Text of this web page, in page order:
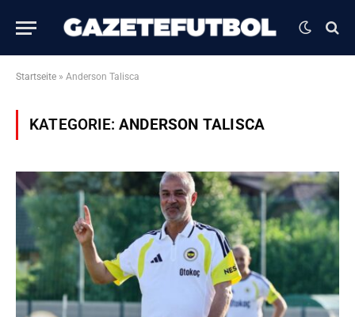
Startseite » Anderson Talisca
KATEGORIE:ANDERSON TALISCA